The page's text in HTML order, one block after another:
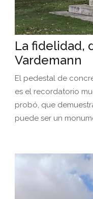
La fidelidad,
Vardemann
El pedestal de
es el recordatorio
probó, que
puede ser un